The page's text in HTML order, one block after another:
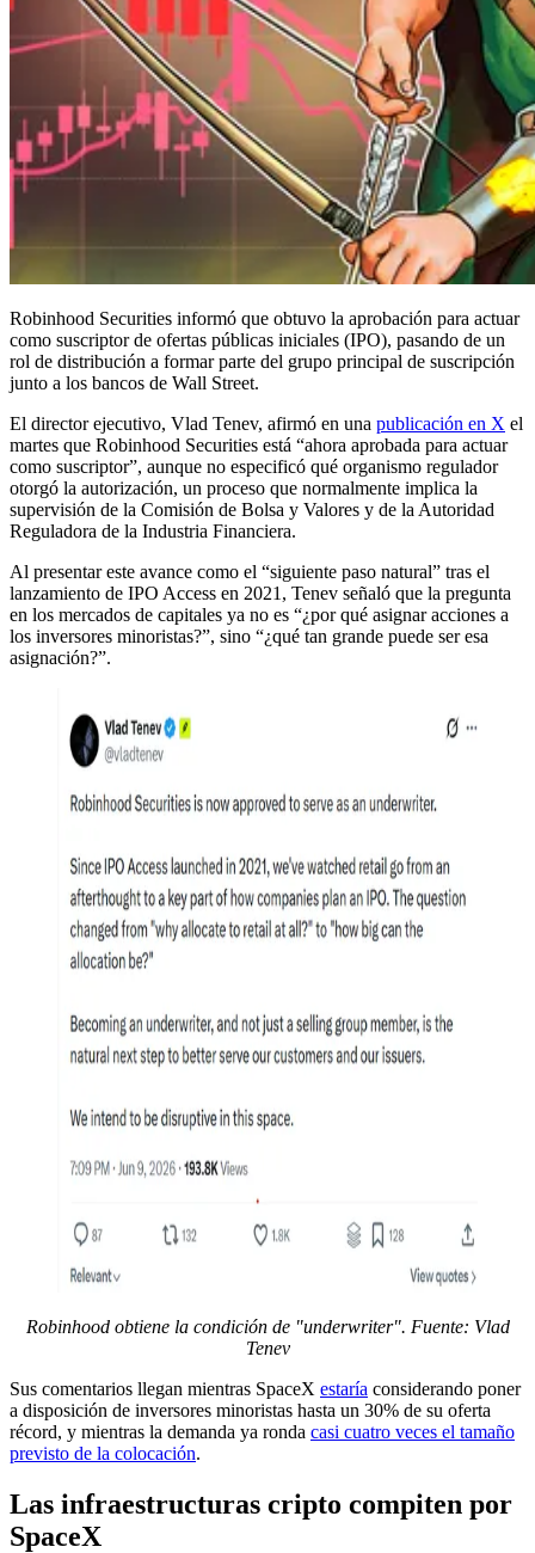
Robinhood Securities informó que obtuvo la aprobación para actuar
como suscriptor de ofertas públicas iniciales (IPO), pasando de un
rol de distribución a formar parte del grupo principal de suscripción
junto a los bancos de Wall Street.
El director ejecutivo, Vlad Tenev, afirmó en una publicación en X el
martes que Robinhood Securities está “ahora aprobada para actuar
como suscriptor”, aunque no especificó qué organismo regulador
otorgó la autorización, un proceso que normalmente implica la
supervisión de la Comisión de Bolsa y Valores y de la Autoridad
Reguladora de la Industria Financiera.
Al presentar este avance como el “siguiente paso natural” tras el
lanzamiento de IPO Access en 2021, Tenev señaló que la pregunta
en los mercados de capitales ya no es “¿por qué asignar acciones a
los inversores minoristas?”, sino “¿qué tan grande puede ser esa
asignación?”.
Robinhood obtiene la condición de "underwriter". Fuente: Vlad
Tenev
Sus comentarios llegan mientras SpaceX estaría considerando poner
a disposición de inversores minoristas hasta un 30% de su oferta
récord, y mientras la demanda ya ronda casi cuatro veces el tamaño
previsto de la colocación.
Las infraestructuras cripto compiten por
SpaceX